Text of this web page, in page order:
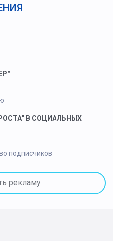
В СОЦИАЛЬНЫХ
подписчиков
рекламу